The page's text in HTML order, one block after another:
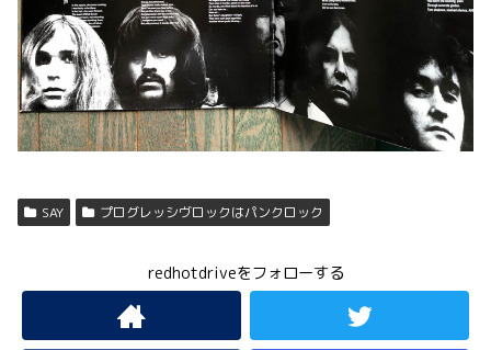
SAY プログレッシヴロックはパンクロック
redhotdriveをフォローする